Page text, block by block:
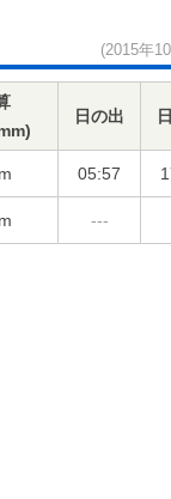
(2015年
日の出
05:57
---